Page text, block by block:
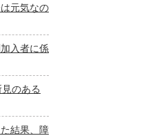
元気なの
入者に係
のある
結果、障